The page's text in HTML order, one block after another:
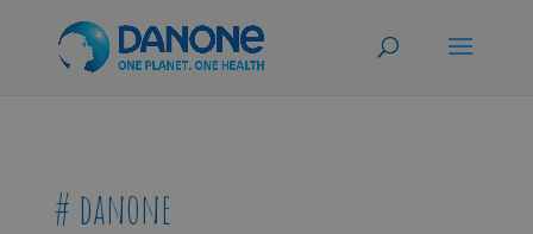
# danone